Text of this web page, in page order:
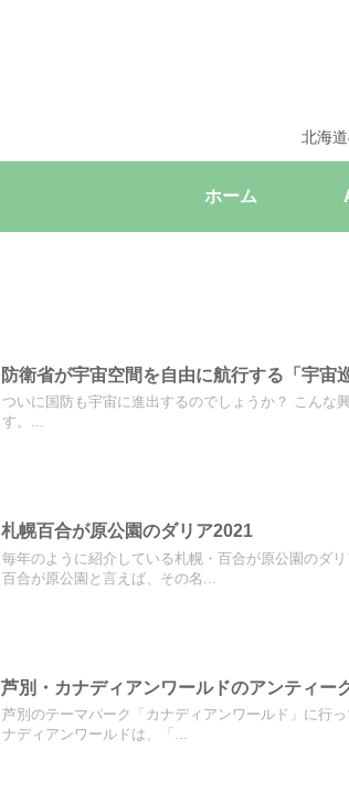
北海
ホーム
防衛省が宇宙空間を自由に航行する「宇宙
ついに国防も宇宙に進出するのでしょうか？ こん
す。...
札幌百合が原公園のダリア2021
毎年のように紹介している札幌・百合が原公園のダ
百合が原公園と言えば、その名...
芦別・カナディアンワールドのアンティー
芦別のテーマパーク「カナディアンワールド」に行
ナディアンワールドは、「...